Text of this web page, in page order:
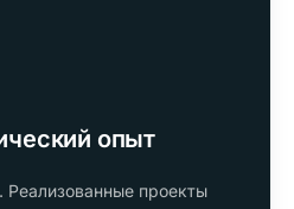
опыт
Реализованные проекты